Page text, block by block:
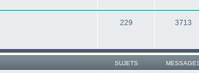
229 3713
SUJETS